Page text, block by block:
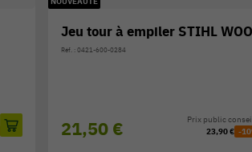
Gants de travail pour enfant
Réf. : 0421-500-0805
13,40 €
Prix public
14,90 € -